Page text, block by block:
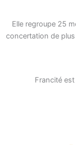
k
-
a
m
n
Elle regroupe 25
concertation de
Francité